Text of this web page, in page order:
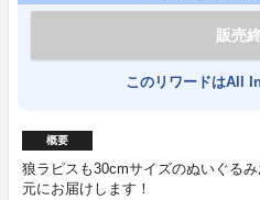
販売
このリワードはAll
概要
狼ラピスも30cmサイズのぬいぐる
元にお届けします！